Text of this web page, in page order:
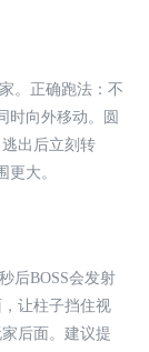
。正确跑法：不
时向外移动。圆
出后立刻转
大。
后BOSS会发射
让柱子挡住视
后面。建议提